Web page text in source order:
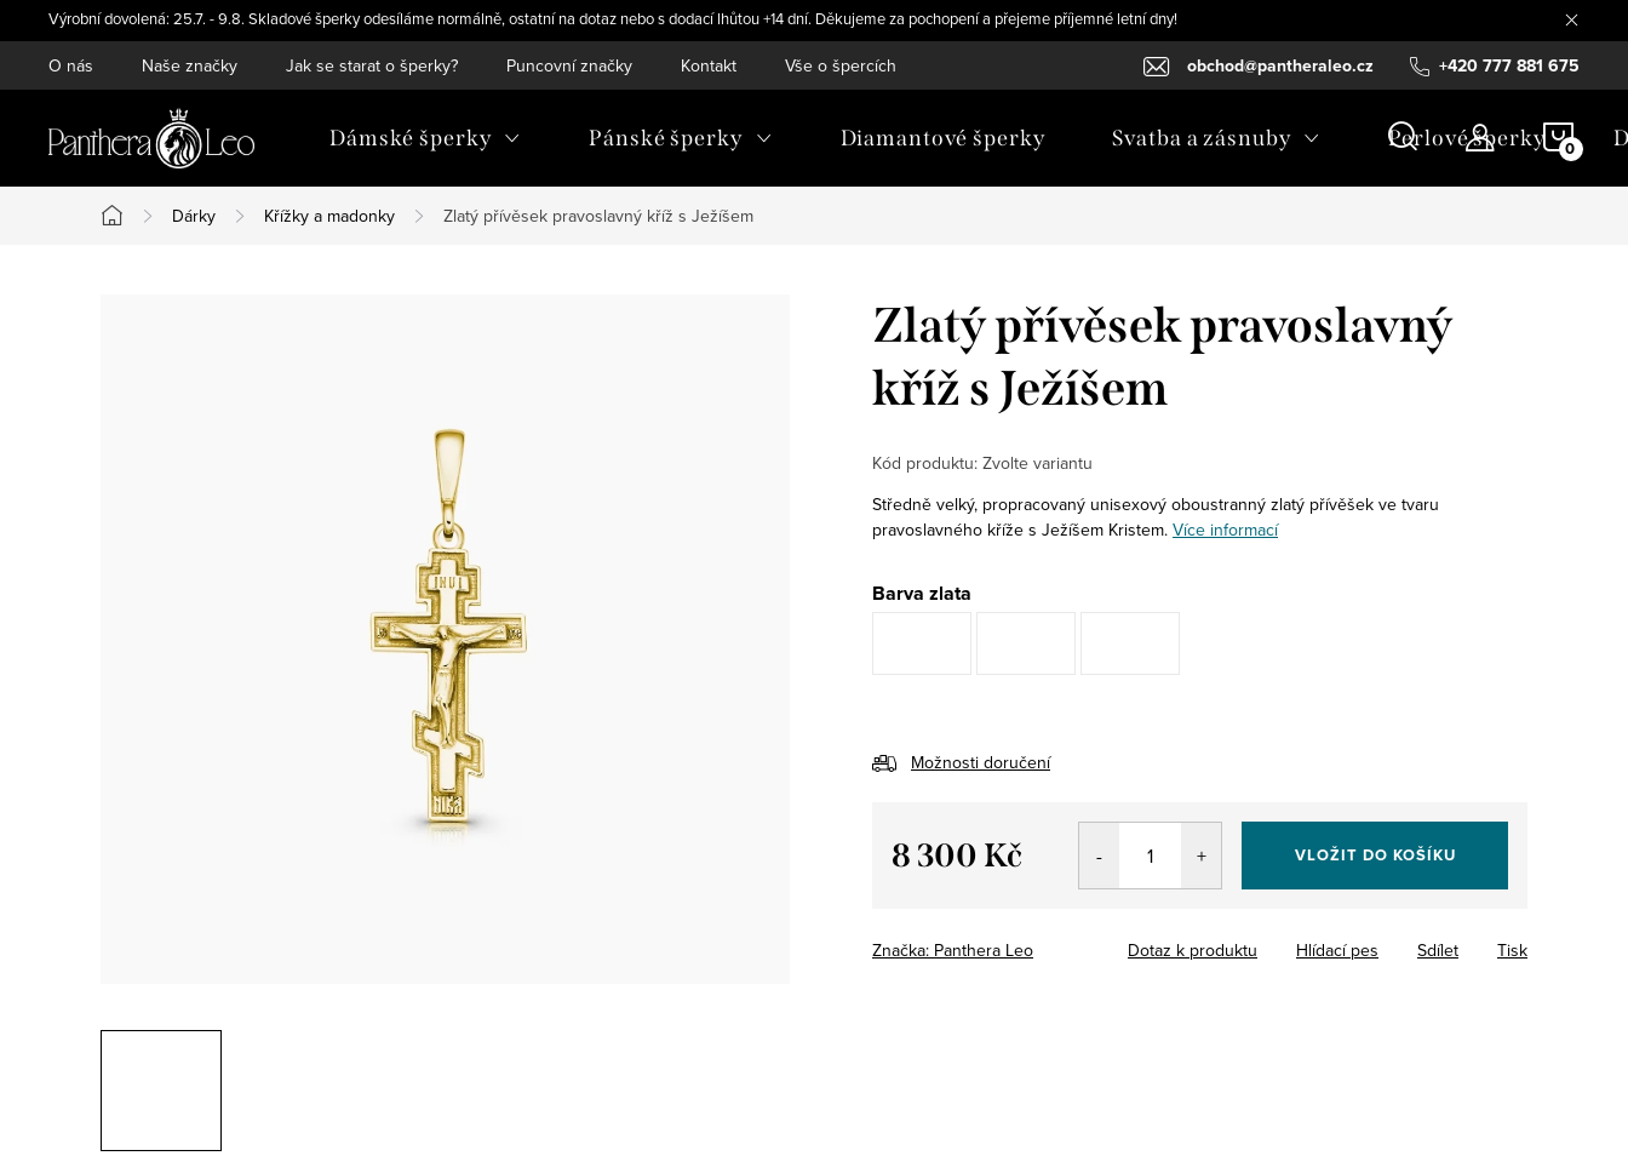
na
obsah
Výrobní dovolená: 25.7. - 9.8. Skladové šperky odesíláme normálně, ostatní na dotaz nebo s dodací lhůtou +14 dní. Děkujeme za pochopení a přejeme příjemné letní dny!
+420 777 881 675
obchod@pantheraleo.cz
O nás Naše značky Jak se starat o šperky? Puncovní značky Kontakt Vše o špercích
Dámské šperky Pánské šperky Diamantové šperky Svatba a zásnuby Perlové šperky
Domů
Dárky Křížky a madonky Zlatý přívěsek pravoslavný kříž s Ježíšem
Zlatý přívěsek pravoslavný
kříž s Ježíšem
Kód produktu: Zvolte variantu
Středně velký, propracovaný unisexový oboustranný zlatý přívěšek ve tvaru
pravoslavného kříže s Ježíšem Kristem. Více informací
Barva zlata
Možnosti doručení
8 300 Kč VLOŽIT DO KOŠÍKU
Značka: Panthera Leo Tisk
Dotaz k produktu Hlídací pes Sdílet